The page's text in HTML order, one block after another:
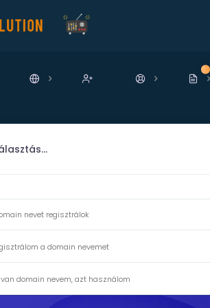
nevet regisztrálok
a domain nevemet
domain nevem, azt használom